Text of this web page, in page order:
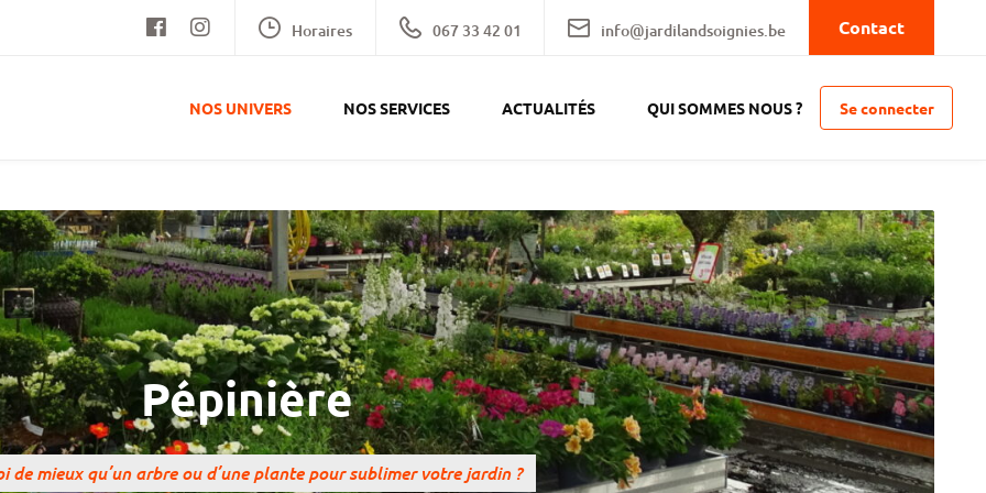
Horaires 067 33 42 01 info@jardilandsoignies.be Contact
NOS UNIVERS NOS SERVICES ACTUALITÉS QUI SOMMES NOUS ? Se connecter
Pépinière
de mieux qu’un arbre ou d’une plante pour sublimer votre jardin ?